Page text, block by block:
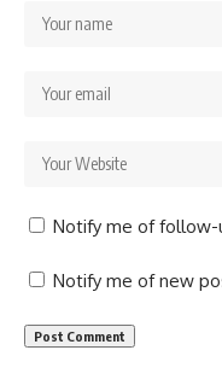
Notify me of follow-
Notify me of new